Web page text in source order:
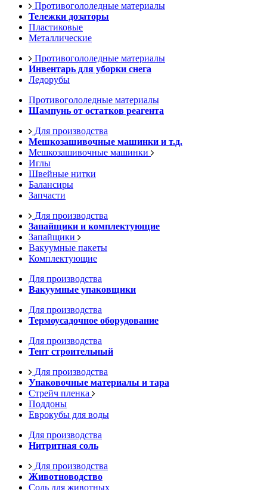
Противогололедные материалы
Тележки дозаторы
Пластиковые
Металлические
Противогололедные материалы
Инвентарь для уборки снега
Ледорубы
Противогололедные материалы
Шампунь от остатков реагента
Для производства
Мешкозашивочные машинки и т.д.
Мешкозашивочные машинки
Иглы
Швейные нитки
Балансиры
Запчасти
Для производства
Запайщики и комплектующие
Запайщики
Вакуумные пакеты
Комплектующие
Для производства
Вакуумные упаковщики
Для производства
Термоусадочное оборудование
Для производства
Тент строительный
Для производства
Упаковочные материалы и тара
Стрейч пленка
Поддоны
Еврокубы для воды
Для производства
Нитритная соль
Для производства
Животноводство
Соль для животных